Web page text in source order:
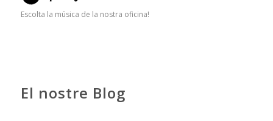
Escolta la música de la nostra oficina!
El nostre Blog